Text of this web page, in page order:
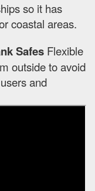
so it has
coastal areas.
Safes Flexible
outside to avoid
and